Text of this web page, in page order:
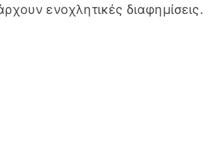
ενοχλητικές διαφημίσεις.